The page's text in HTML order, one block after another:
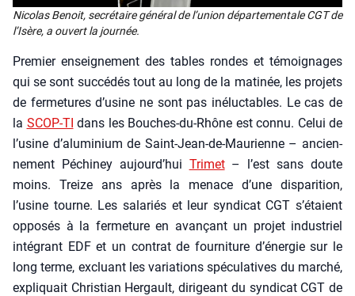
Nico­las Benoit, secré­taire géné­ral de l’u­nion dépar­te­men­tale CGT de
l’I­sère, a ouvert la jour­née.
Pre­mier ensei­gne­ment des tables rondes et témoi­gnages
qui se sont suc­cé­dés tout au long de la mati­née, les pro­jets
de fer­me­tures d’usine ne sont pas iné­luc­tables. Le cas de
la SCOP-TI dans les Bouches-du-Rhône est connu. Celui de
l’usine d’aluminium de Saint-Jean-de-Mau­rienne – ancien­
ne­ment Péchi­ney aujourd’hui Tri­met– l’est sans doute
moins. Treize ans après la menace d’une dis­pa­ri­tion,
l’usine tourne. Les sala­riés et leur syn­di­cat CGT s’étaient
oppo­sés à la fer­me­ture en avan­çant un pro­jet indus­triel
inté­grant EDF et un contrat de four­ni­ture d’énergie sur le
long terme, excluant les varia­tions spé­cu­la­tives du mar­ché,
expli­quait Chris­tian Her­gault, diri­geant du syn­di­cat CGT de